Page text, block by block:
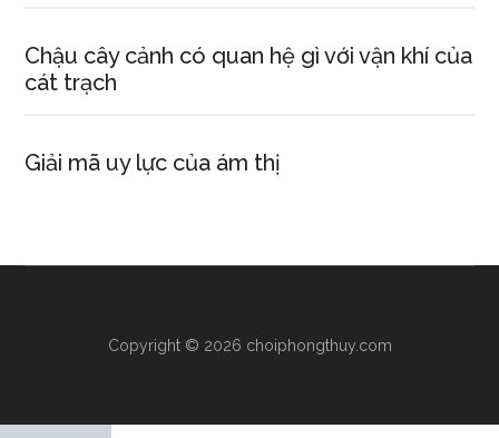
Chậu cây cảnh có quan hệ gì với vận khí của
cát trạch
Giải mã uy lực của ám thị
Copyright © 2026 choiphongthuy.com